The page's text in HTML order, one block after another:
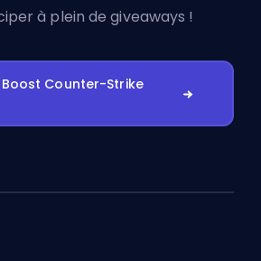
à plein de giveaways !
Counter-Strike